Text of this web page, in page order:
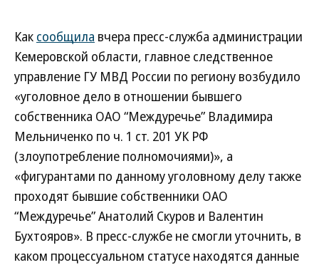
Как сообщила вчера пресс-служба администрации
Кемеровской области, главное следственное
управление ГУ МВД России по региону возбудило
«уголовное дело в отношении бывшего
собственника ОАО “Междуречье” Владимира
Мельниченко по ч. 1 ст. 201 УК РФ
(злоупотребление полномочиями)», а
«фигурантами по данному уголовному делу также
проходят бывшие собственники ОАО
“Междуречье” Анатолий Скуров и Валентин
Бухтояров». В пресс-службе не смогли уточнить, в
каком процессуальном статусе находятся данные